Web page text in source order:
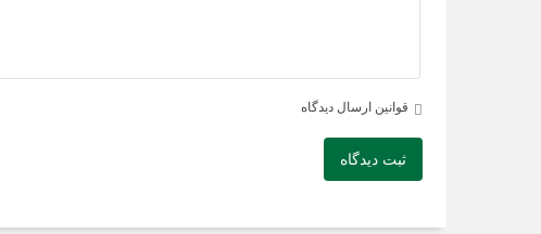
قوانین ارسال دیدگاه
ثبت دیدگاه